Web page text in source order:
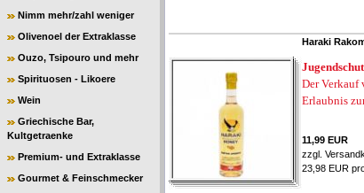
Nimm mehr/zahl weniger
Olivenoel der Extraklasse
Ouzo, Tsipouro und mehr
Spirituosen - Likoere
Wein
Griechische Bar,
Kultgetraenke
Premium- und Extraklasse
Gourmet & Feinschmecker
Haraki
Der Verkauf
Erlaubnis
11,99 EUR
zzgl.
23,98 EUR